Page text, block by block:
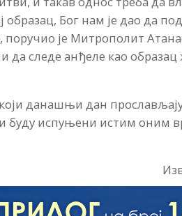
образац, Бог нам је дао да
је Митрополит
да следе анђеле као образац
данашњи дан прослављају
буду испуњени истим оним